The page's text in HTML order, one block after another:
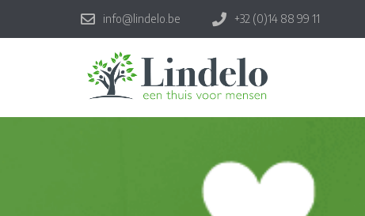
info@lindelo.be +32 (0)14 88 99 11